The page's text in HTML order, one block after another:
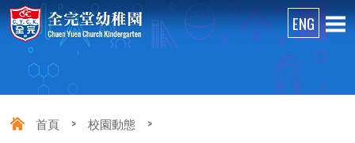
首頁 > 校園動態 >